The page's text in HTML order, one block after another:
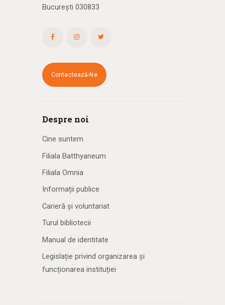
București 030833
Contactează-Ne
Despre noi
Cine suntem
Filiala Batthyaneum
Filiala Omnia
Informații publice
Carieră și voluntariat
Turul bibliotecii
Manual de identitate
Legislație privind organizarea și
funcționarea instituției